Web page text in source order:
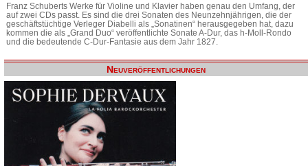
Franz Schuberts Werke für Violine und Klavier haben genau den Umfang, der
auf zwei CDs passt. Es sind die drei Sonaten des Neunzehnjährigen, die der
geschäftstüchtige Verleger Diabelli als „Sonatinen“ herausgegeben hat, dazu
kommen die als „Grand Duo“ veröffentlichte Sonate A-Dur, das h-Moll-Rondo
und die bedeutende C-Dur-Fantasie aus dem Jahr 1827.
Neuveröffentlichungen